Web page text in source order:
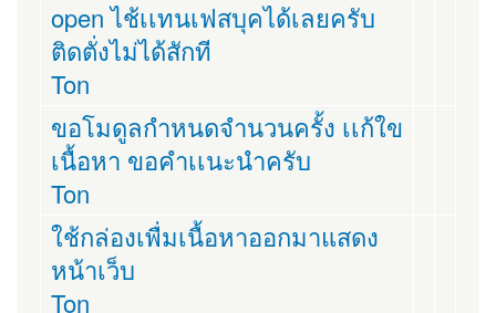
open ไช้เเทนเฟสบุคได้เลยครับ
ติดตั่งไม่ได้สักที
Ton
ขอโมดูลกำหนดจำนวนครั้ง เเก้ใข
เนื้อหา ขอคำเเนะนำครับ
Ton
ใช้กล่องเพื่มเนื้อหาออกมาแสดง
หน้าเว็บ
Ton